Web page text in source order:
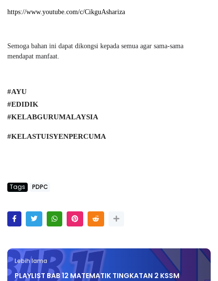
https://www.youtube.com/c/CikguAshariza
Semoga bahan ini dapat dikongsi kepada semua agar sama-sama
mendapat manfaat.
#AYU
#EDIDIK
#KELABGURUMALAYSIA
#KELASTUISYENPERCUMA
Tags PDPC
Lebih lama
PLAYLIST BAB 12 MATEMATIK TINGKATAN 2 KSSM